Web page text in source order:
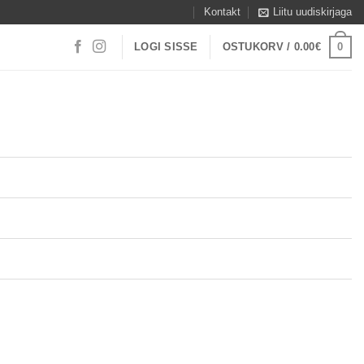
Kontakt Liitu uudiskirjaga
LOGI SISSE OSTUKORV / 0.00€ 0